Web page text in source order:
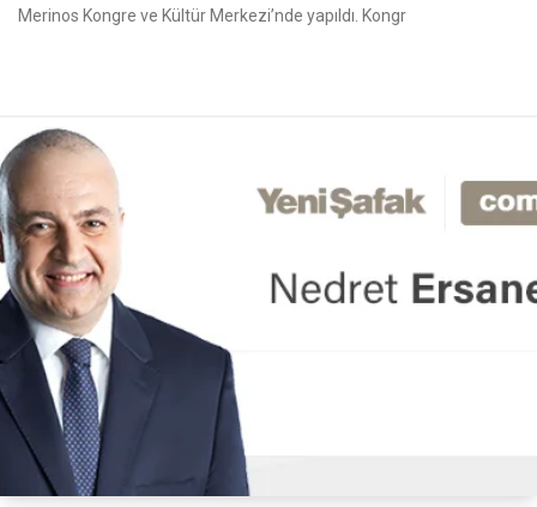
Merinos Kongre ve Kültür Merkezi’nde yapıldı. Kongr